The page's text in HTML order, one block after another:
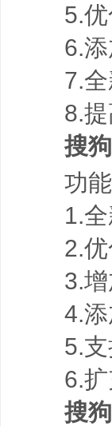
5.优化
6.添
7.全
8.提
搜狗
功能
1.全新
2.优化
3.增加
4.添加
5.支持
6.扩充
搜狗